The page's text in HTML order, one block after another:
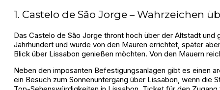
1. Castelo de São Jorge – Wahrzeichen
Das Castelo de São Jorge thront hoch über der Altstadt
Jahrhundert und wurde von den Mauren errichtet, später
Blick über Lissabon genießen möchten. Von den Mauern
Neben den imposanten Befestigungsanlagen gibt es einen
ein Besuch zum Sonnenuntergang über Lissabon, wenn